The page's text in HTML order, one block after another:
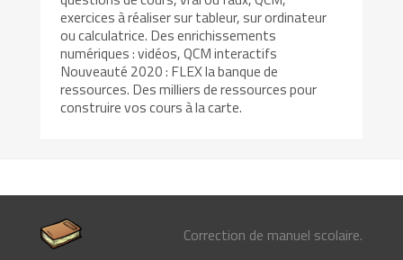
exercices à réaliser sur tableur, sur ordinateur
ou calculatrice. Des enrichissements
numériques : vidéos, QCM interactifs
Nouveauté 2020 : FLEX la banque de
ressources. Des milliers de ressources pour
construire vos cours à la carte.
Correction de manuel scolaire.